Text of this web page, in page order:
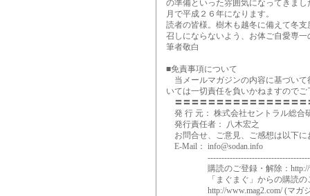
の準備といった雰囲気になってきま
月で平成２６年になります。
読者の皆様。樹木も越冬に備えて冬
召しにならないよう、お体ご自愛専一
筆者敬白
■免責事項について
当メールマガジンの内容に基づいて
いては一切責任を負いかねますのでご
〓〓〓〓〓〓〓〓〓〓〓〓〓〓〓〓
発 行 元： 株式会社セントラル総合
発行責任者： 八木宏之
お問合せ、ご意見、ご感想は以下に
E-Mail： info@sodan.info
購読のご登録・解除：http://
「まぐまぐ」からの購読のご
http://www.mag2.com/ (マガジン